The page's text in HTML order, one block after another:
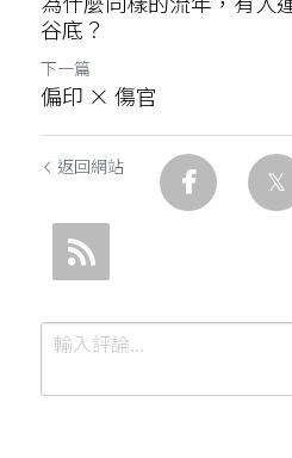
谷底？
下一篇
偏印 × 傷官
返回網站